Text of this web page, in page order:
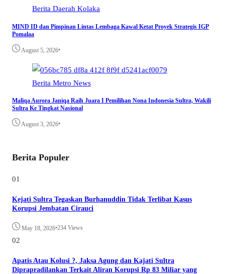
Berita Daerah Kolaka
MIND ID dan Pimpinan Lintas Lembaga Kawal Ketat Proyek Strategis IGP
Pomalaa
August 5, 2026•
Berita Metro News
Maliqa Aurora Janiqa Raih Juara I Pemilihan Nona Indonesia Sultra, Wakili
Sultra Ke Tingkat Nasional
August 3, 2026•
Berita Populer
01
Kejati Sultra Tegaskan Burhanuddin Tidak Terlibat Kasus
Korupsi Jembatan Cirauci
May 18, 2026•234 Views
02
Apatis Atau Kolusi ?, Jaksa Agung dan Kajati Sultra
Diprapradilankan Terkait Aliran Korupsi Rp 83 Miliar yang